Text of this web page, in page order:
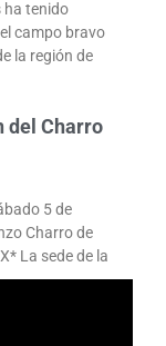
ha tenido
campo bravo
la región de
del Charro
5 de
Charro de
La sede de la